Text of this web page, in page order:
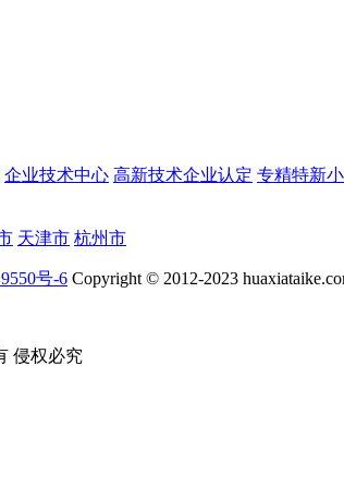
企业技术中心 高新技术企业认定 专精特新
天津市 杭州市
号-6 Copyright © 2012-2023
侵权必究